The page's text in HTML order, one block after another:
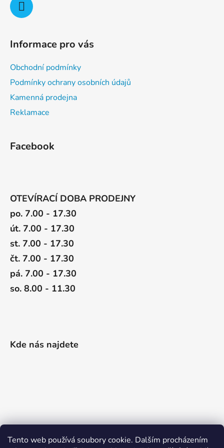
Tento web používá soubory cookie. Dalším procházením
Informace pro vás
Obchodní podmínky
Podmínky ochrany osobních údajů
Kamenná prodejna
Reklamace
Facebook
OTEVÍRACÍ DOBA PRODEJNY
po. 7.00 - 17.30
út. 7.00 - 17.30
st. 7.00 - 17.30
čt. 7.00 - 17.30
pá. 7.00 - 17.30
so. 8.00 - 11.30
Kde nás najdete